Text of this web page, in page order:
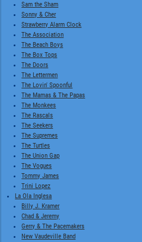
Sam the Sham
Sonny & Cher
Strawberry Alarm Clock
The Association
The Beach Boys
The Box Tops
The Doors
The Lettermen
The Lovin' Spoonful
The Mamas & The Papas
The Monkees
The Rascals
The Seekers
The Supremes
The Turtles
The Union Gap
The Vogues
Tommy James
Trini Lopez
La Ola Inglesa
Billy J. Kramer
Chad & Jeremy
Gerry & The Pacemakers
New Vaudeville Band